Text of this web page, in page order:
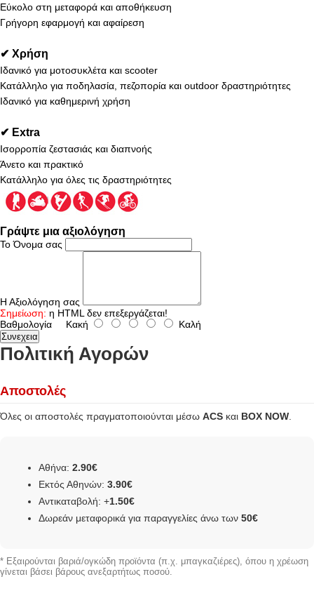
Εύκολο στη μεταφορά και αποθήκευση
Γρήγορη εφαρμογή και αφαίρεση
✔ Χρήση
Ιδανικό για μοτοσυκλέτα και scooter
Κατάλληλο για ποδηλασία, πεζοπορία και outdoor δραστηριότητες
Ιδανικό για καθημερινή χρήση
✔ Extra
Ισορροπία ζεστασιάς και διαπνοής
Άνετο και πρακτικό
Κατάλληλο για όλες τις δραστηριότητες
Γράψτε μια αξιολόγηση
Το Όνομα σας
Η Αξιολόγηση σας
Σημείωση: η HTML δεν επεξεργάζεται!
Βαθμολογία Κακή Καλή
Συνεχεια
Πολιτική Αγορών
Αποστολές
Όλες οι αποστολές πραγματοποιούνται μέσω ACS και BOX NOW
Αθήνα: 2.90€
Εκτός Αθηνών: 3.90€
Αντικαταβολή: +1.50€
Δωρεάν μεταφορικά για παραγγελίες άνω των 50€
* Εξαιρούνται βαριά/ογκώδη προϊόντα (π.χ. μπαγκαζιέρες), όπου η χρέωση
γίνεται βάσει βάρους ανεξαρτήτως ποσού.